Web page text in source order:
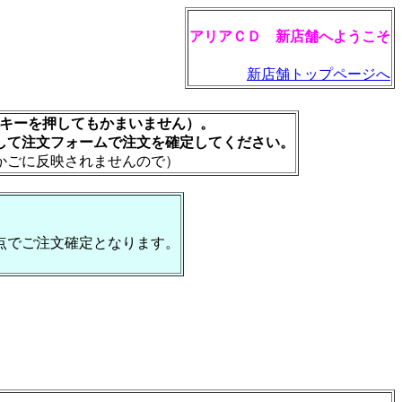
アリアＣＤ 新店舗へようこそ
新店舗トップページへ
ーを押してもかまいません）。
注文フォームで注文を確定してください。
に反映されませんので）
ご注文確定となります。